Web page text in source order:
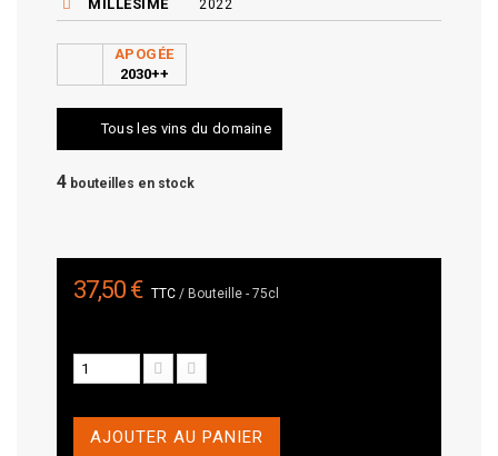
MILLÉSIME 2022
APOGÉE
2030++
Tous les vins du domaine
4 bouteilles en stock
37,50 € TTC/ Bouteille - 75cl
AJOUTER AU PANIER